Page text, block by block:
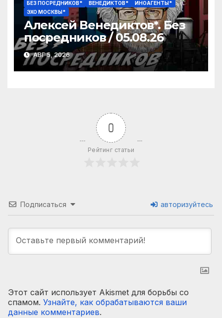
БЕЗ ПОСРЕДНИКОВ* ВЕНЕДИКТОВ*
ИНОАГЕНТЫ*
ЭХО МОСКВЫ*
Алексей Венедиктов*. Без
посредников / 05.08.26
АВГ 5, 2026
0
Рейтинг статьи
Подписаться авторизуйтесь
Этот сайт использует Akismet для борьбы со
спамом. Узнайте, как обрабатываются ваши
данные комментариев.